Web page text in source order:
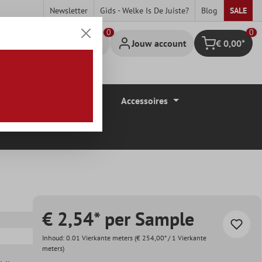
Newsletter Gids - Welke Is De Juiste? Blog SALE
Jouw account Winkelmandje
0
€ 0,00*
Accessoires
€ 2,54* per Sample
Inhoud: 0.01 Vierkante meters (€ 254,00* / 1 Vierkante
meters)